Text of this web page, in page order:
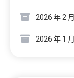
2026 年 2 月
2026 年 1 月